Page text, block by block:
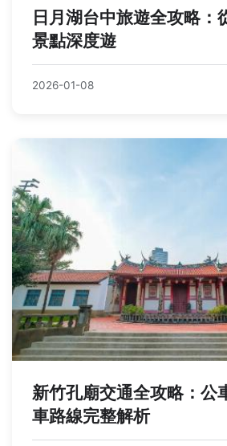
日月湖台中旅遊全攻略：
景點深度遊
2026-01-08
新竹孔廟交通全攻略：公
車路線完整解析